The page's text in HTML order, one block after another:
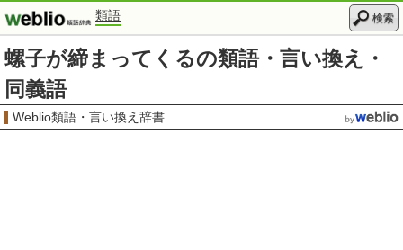
類語 検索
螺子が締まってくるの類語・言い換え・
同義語
Weblio類語・言い換え辞書